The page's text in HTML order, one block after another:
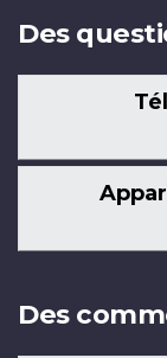
Des
Des